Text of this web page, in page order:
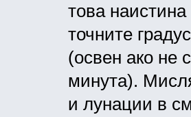
това
точните
(освен ако не
минута).
и лунации в